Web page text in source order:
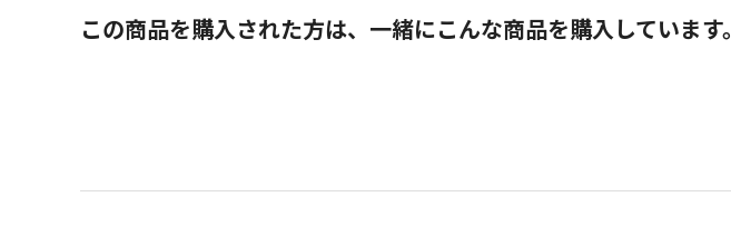
この商品を購入された方は、一緒にこんな商品を購入しています。